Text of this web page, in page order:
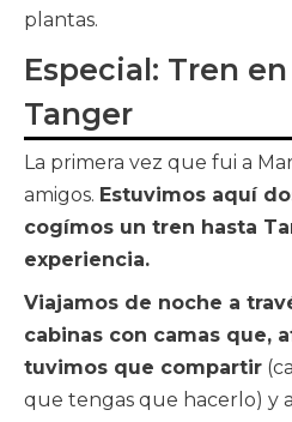
plantas.
Especial: Tren
Tanger
La primera vez que fui a
amigos. Estuvimos aquí
cogímos un tren hasta
experiencia.
Viajamos de noche a
cabinas con camas que,
tuvimos que compartir
que tengas que hacerlo) y